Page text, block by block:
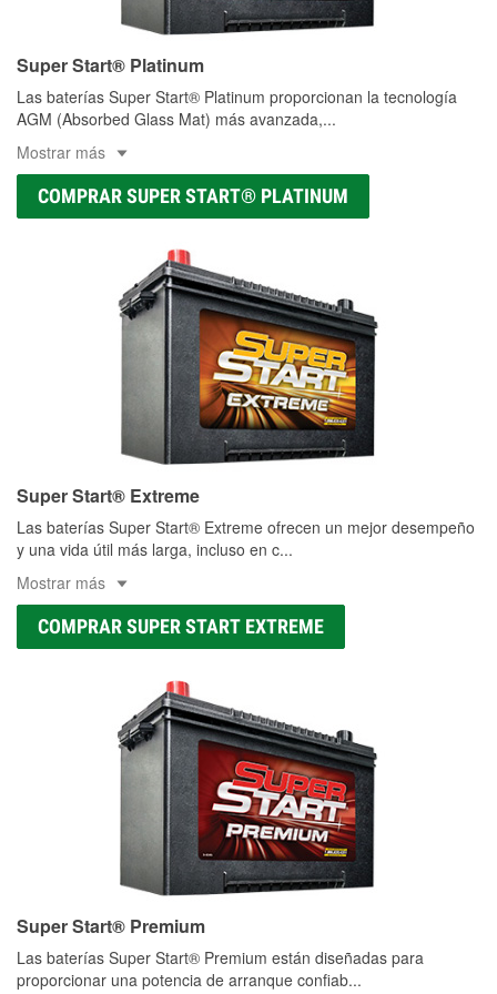
Super Start® Platinum
Las baterías Super Start® Platinum proporcionan la tecnología
AGM (Absorbed Glass Mat) más avanzada,...
Mostrar más
COMPRAR SUPER START® PLATINUM
Super Start® Extreme
Las baterías Super Start® Extreme ofrecen un mejor desempeño
y una vida útil más larga, incluso en c...
Mostrar más
COMPRAR SUPER START EXTREME
Super Start® Premium
Las baterías Super Start® Premium están diseñadas para
proporcionar una potencia de arranque confiab...